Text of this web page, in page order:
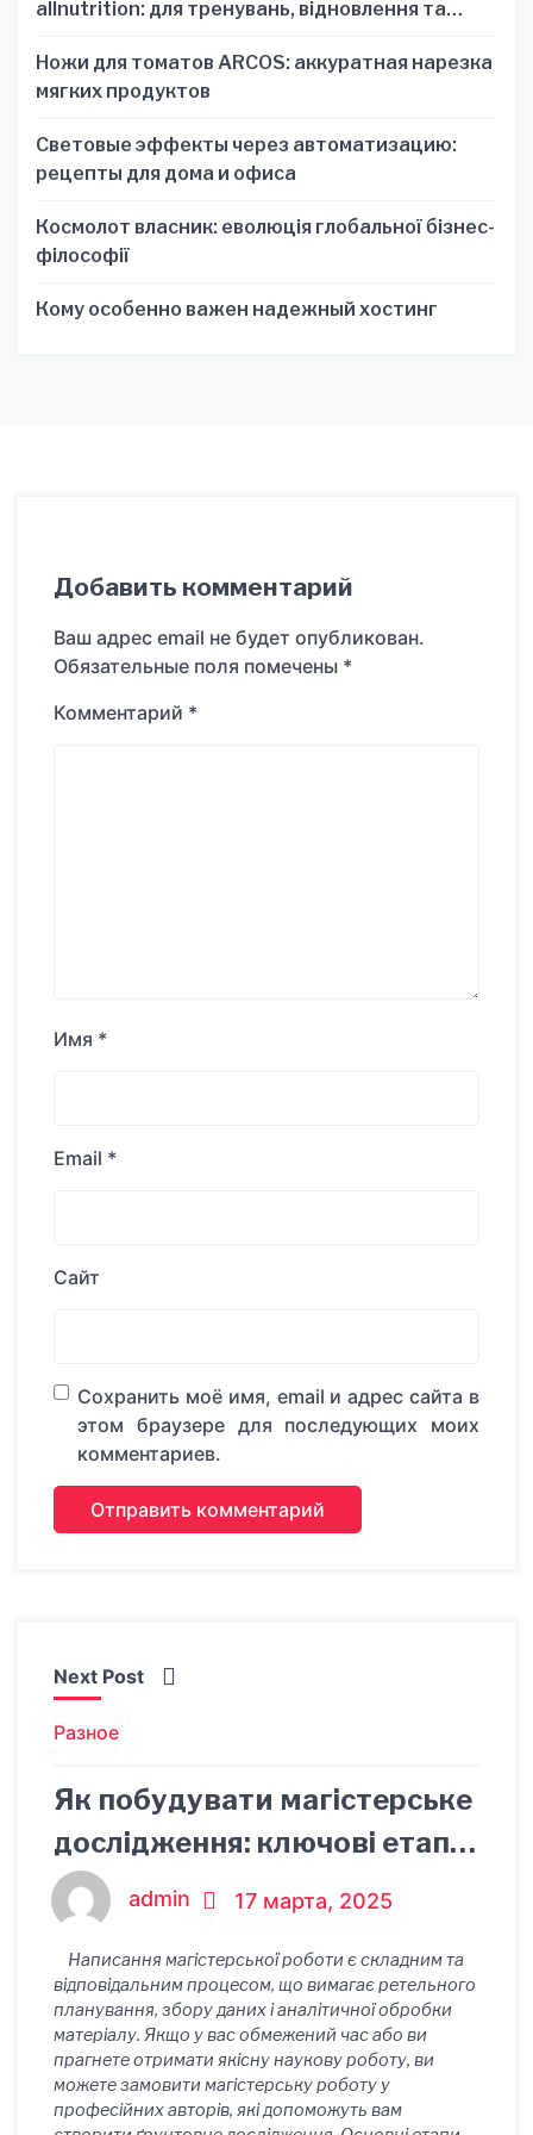
allnutrition: для тренувань, відновлення та
Ножи для томатов ARCOS: аккуратная нарезка
мягких продуктов
Световые эффекты через автоматизацию:
рецепты для дома и офиса
Космолот власник: еволюція глобальної бізнес-
філософії
Кому особенно важен надежный хостинг
Добавить комментарий
Ваш адрес email не будет опубликован.
Обязательные поля помечены *
Комментарий *
Имя *
Email *
Сайт
Сохранить моё имя, email и адрес сайта в
этом браузере для последующих моих
комментариев.
Next Post
Разное
Як побудувати магістерське
дослідження: ключові етапи,
правила та приклади
admin 17 марта, 2025
Написання магістерської роботи є складним та
відповідальним процесом, що вимагає ретельного
планування, збору даних і аналітичної обробки
матеріалу. Якщо у вас обмежений час або ви
прагнете отримати якісну наукову роботу, ви
можете замовити магістерську роботу у
професійних авторів, які допоможуть вам